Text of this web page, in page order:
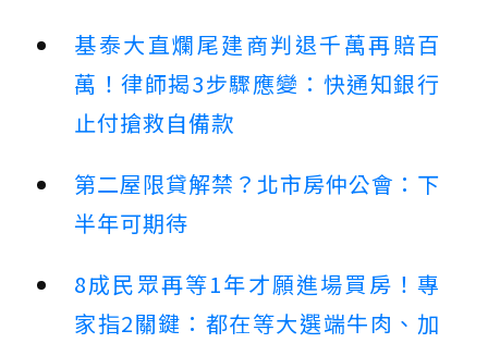
基泰大直爛尾建商判退千萬再賠百
萬！律師揭3步驟應變：快通知銀行
止付搶救自備款
第二屋限貸解禁？北市房仲公會：下
半年可期待
8成民眾再等1年才願進場買房！專
家指2關鍵：都在等大選端牛肉、加